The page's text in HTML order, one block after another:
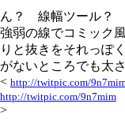
ん？ 線幅ツール？
強弱の線でコミック
りと抜きをそれっぽ
がないところでも太
< http://twitpic.com/
http://twitpic.com/9n7mim
>